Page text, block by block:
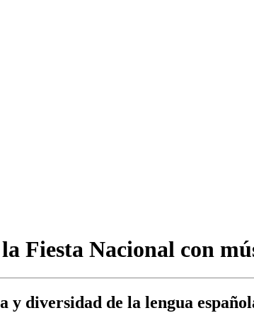
Fiesta Nacional con
diversidad de la lengua